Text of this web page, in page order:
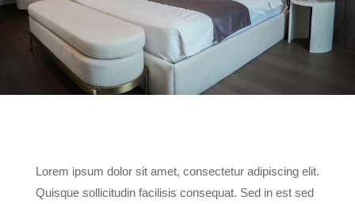
Lorem ipsum dolor sit amet, consectetur adipiscing elit.
Quisque sollicitudin facilisis consequat. Sed in est sed